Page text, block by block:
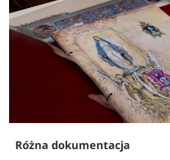
Różna dokumentacja